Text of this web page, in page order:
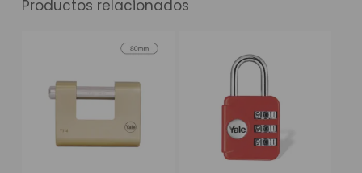
Productos relacionados